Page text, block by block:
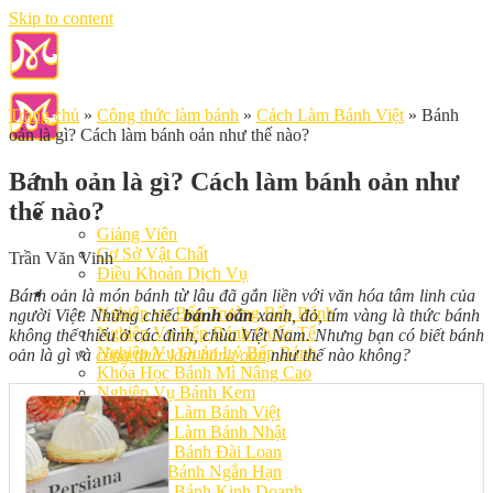
Skip to content
Giới Thiệu
Giảng Viên
Cơ Sở Vật Chất
Điều Khoản Dịch Vụ
Học Làm Bánh
Nghiệp vụ Bếp Trưởng Bếp Bánh
Nghiệp Vụ Bếp Bánh Quốc Tế
Nghiệp Vụ Quản Lý Bếp Bánh
Khóa Học Bánh Mì Nâng Cao
Nghiệp Vụ Bánh Kem
Khóa Học Làm Bánh Việt
Khóa Học Làm Bánh Nhật
Khóa Học Bánh Đài Loan
Học Làm Bánh Ngắn Hạn
Trang chủ » Công thức làm bánh » Cách Làm Bánh Việt » Bánh
oản là gì? Cách làm bánh oản như thế nào?
Bánh oản là gì? Cách làm bánh oản như
thế nào?
Trần Văn Vinh
Bánh oản là món bánh từ lâu đã gắn liền với văn hóa tâm linh của
người Việt. Những chiếcbánh oẳnxanh, đỏ, tím vàng là thức bánh
không thể thiếu ở các đình, chùa Việt Nam. Nhưng bạn có biết bánh
oản là gì và công thức làm bánh oảnnhư thế nào không?